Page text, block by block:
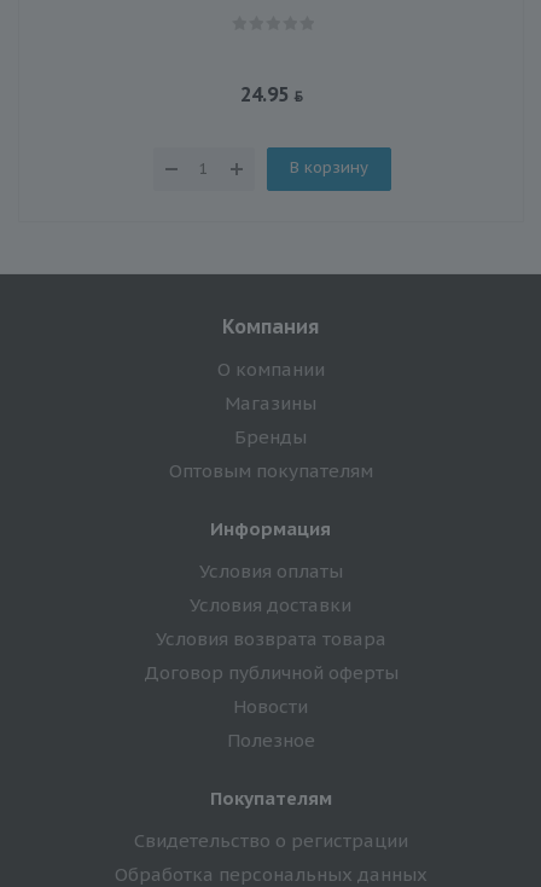
24.95
В корзину
Компания
О компании
Магазины
Бренды
Оптовым покупателям
Информация
Условия оплаты
Условия доставки
Условия возврата товара
Договор публичной оферты
Новости
Полезное
Покупателям
Свидетельство о регистрации
Обработка персональных данных